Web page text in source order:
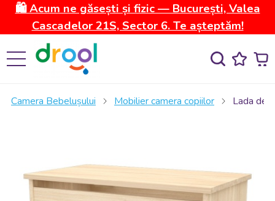
🛍️ Acum ne găsești și fizic — București, Valea
Cascadelor 21S, Sector 6. Te așteptăm!
Camera Bebelușului Mobilier camera copiilor Lada de